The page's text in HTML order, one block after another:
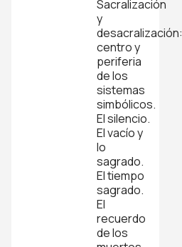
Sacralización
y
desacralización:
centro y
periferia
de los
sistemas
simbólicos.
El silencio.
El vacío y
lo
sagrado.
El tiempo
sagrado.
El
recuerdo
de los